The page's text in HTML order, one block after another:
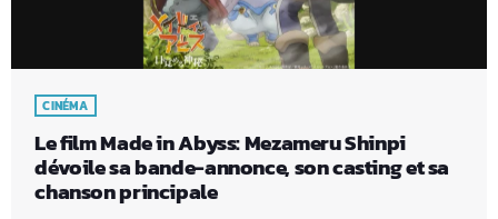
CINÉMA
Le film Made in Abyss: Mezameru Shinpi
dévoile sa bande-annonce, son casting et sa
chanson principale